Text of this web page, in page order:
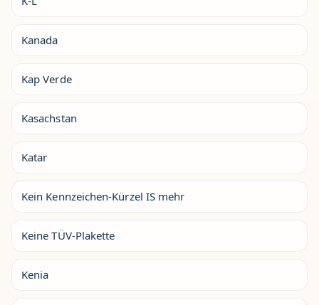
Kanada
Kap Verde
Kasachstan
Katar
Kein Kennzeichen-Kürzel IS mehr
Keine TÜV-Plakette
Kenia